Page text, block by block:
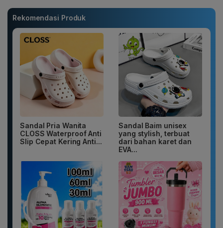
Rekomendasi Produk
Sandal Pria Wanita
CLOSS Waterproof Anti
Slip Cepat Kering Anti...
Sandal Baim unisex
yang stylish, terbuat
dari bahan karet dan
EVA...